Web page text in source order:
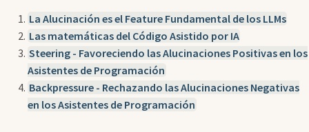
La Alucinación es el Feature Fundamental de los LLMs
Las matemáticas del Código Asistido por IA
Steering - Favoreciendo las Alucinaciones Positivas en los
Asistentes de Programación
Backpressure - Rechazando las Alucinaciones Negativas
en los Asistentes de Programación